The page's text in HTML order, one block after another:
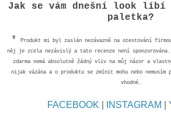
Jak se vám dnešní look líbí
paletka?
*
Produkt mi byl zaslán nezávazně na otestování
něj je zcela nezávislý a tato recenze není
zdarma nemá absolutně žádný vliv na můj názor a
nijak vázána a o produktu se zmínit mohu nebo nemusím
vhodné.
FACEBOOK INSTAGRAM